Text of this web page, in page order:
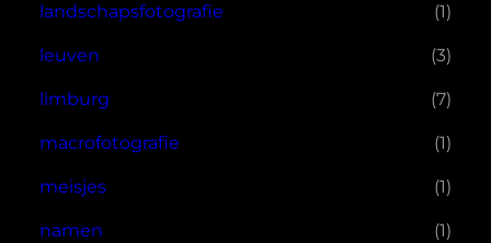
landschapsfotografie (1)
leuven (3)
limburg (7)
macrofotografie (1)
meisjes (1)
namen (1)